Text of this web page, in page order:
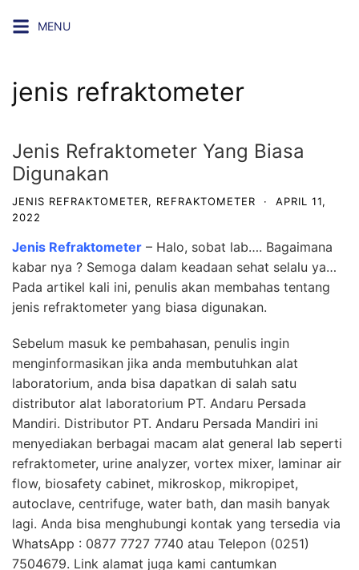
MENU
jenis refraktometer
Jenis Refraktometer Yang Biasa
Digunakan
JENIS REFRAKTOMETER, REFRAKTOMETER ·
APRIL 11,
2022
Jenis Refraktometer – Halo, sobat lab…. Bagaimana
kabar nya ? Semoga dalam keadaan sehat selalu ya…
Pada artikel kali ini, penulis akan membahas tentang
jenis refraktometer yang biasa digunakan.
Sebelum masuk ke pembahasan, penulis ingin
menginformasikan jika anda membutuhkan alat
laboratorium, anda bisa dapatkan di salah satu
distributor alat laboratorium PT. Andaru Persada
Mandiri. Distributor PT. Andaru Persada Mandiri ini
menyediakan berbagai macam alat general lab seperti
refraktometer, urine analyzer, vortex mixer, laminar air
flow, biosafety cabinet, mikroskop, mikropipet,
autoclave, centrifuge, water bath, dan masih banyak
lagi. Anda bisa menghubungi kontak yang tersedia via
WhatsApp : 0877 7727 7740 atau Telepon (0251)
7504679. Link alamat juga kami cantumkan